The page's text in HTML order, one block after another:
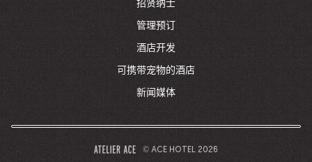
招贤纳士
管理预订
酒店开发
可携带宠物的酒店
新闻媒体
–
© ACE HOTEL 2026